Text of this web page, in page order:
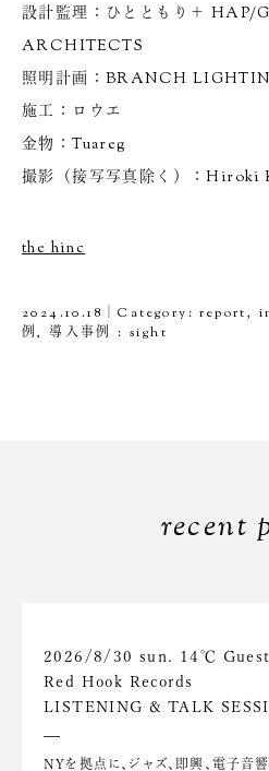
設計監理：ひとともり＋
ARCHITECTS
照明計画：BRANCH
施工：ロウエ
金物：Tuareg
撮影（接写写真除く）：Hiroki
the hinc
2024.10.18｜Category:report,
例,導入事例 : sight
recent
2026/8/30 sun. 14℃ Guest
Red Hook Records
LISTENING & TALK
NYを拠点に、ジャズ、即興、電子音